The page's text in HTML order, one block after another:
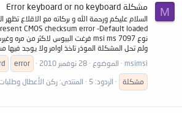
M مشكلة Error keyboard or no keyboard
ولم تحل المشكلة الموذر تاخذ اوامر ولا يوجد فيها
msimsi
الموضوع 28 نوفمبر 2010 error
مشكلة
الردود: 5 المنتدى: ركن الأعطال